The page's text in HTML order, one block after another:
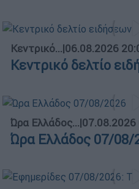
Κεντρικό...|06.08.2026
Κεντρικό δελτίο
Ώρα Ελλάδος...|07.08.2026
Ώρα Ελλάδος 07/08/